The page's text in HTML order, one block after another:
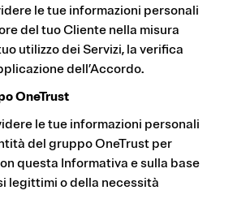
le tue informazioni personali
del tuo Cliente nella misura
utilizzo dei Servizi, la verifica
dell’Accordo.
OneTrust
le tue informazioni personali
del gruppo OneTrust per
questa Informativa e sulla base
legittimi o della necessità